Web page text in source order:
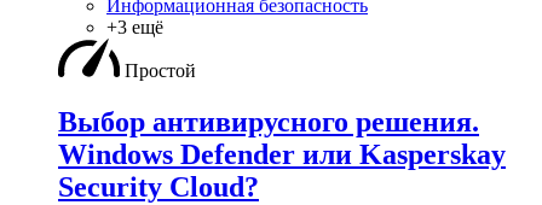
Информационная безопасность
+3 ещё
Простой
Выбор антивирусного решения.
Windows Defender или Kasperskay
Security Cloud?